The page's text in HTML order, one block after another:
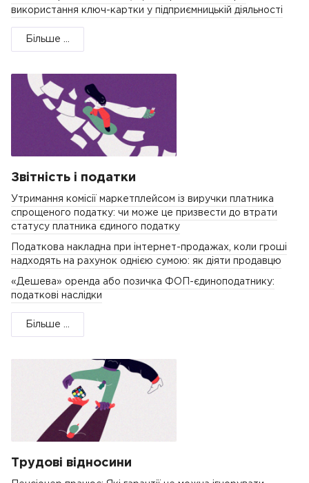
використання ключ-картки у підприємницькій діяльності
Більше ...
Звітність і податки
Утримання комісії маркетплейсом із виручки платника
спрощеного податку: чи може це призвести до втрати
статусу платника єдиного податку
Податкова накладна при інтернет-продажах, коли гроші
надходять на рахунок однією сумою: як діяти продавцю
«Дешева» оренда або позичка ФОП-єдиноподатнику:
податкові наслідки
Більше ...
Трудові відносини